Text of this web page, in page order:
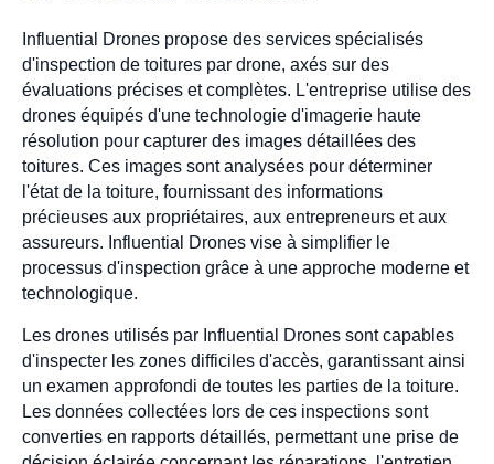
Influential Drones propose des services spécialisés
d'inspection de toitures par drone, axés sur des
évaluations précises et complètes. L'entreprise utilise des
drones équipés d'une technologie d'imagerie haute
résolution pour capturer des images détaillées des
toitures. Ces images sont analysées pour déterminer
l'état de la toiture, fournissant des informations
précieuses aux propriétaires, aux entrepreneurs et aux
assureurs. Influential Drones vise à simplifier le
processus d'inspection grâce à une approche moderne et
technologique.
Les drones utilisés par Influential Drones sont capables
d'inspecter les zones difficiles d'accès, garantissant ainsi
un examen approfondi de toutes les parties de la toiture.
Les données collectées lors de ces inspections sont
converties en rapports détaillés, permettant une prise de